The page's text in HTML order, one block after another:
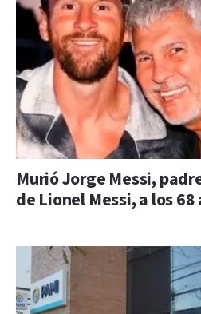
Murió Jorge Messi,
de Lionel Messi, a los 68